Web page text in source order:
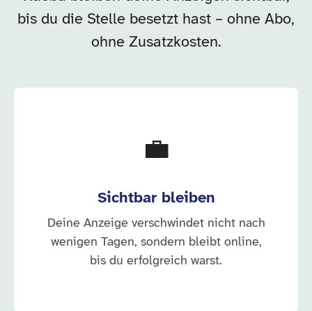
bis du die Stelle besetzt hast – ohne Abo,
ohne Zusatzkosten.
💼
Sichtbar bleiben
Deine Anzeige verschwindet nicht nach
wenigen Tagen, sondern bleibt online,
bis du erfolgreich warst.